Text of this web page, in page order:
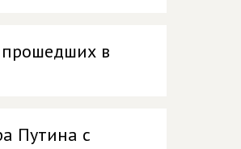
в
Путина с